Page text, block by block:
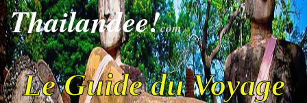
Thailandee!com
Le Guide du Voyage